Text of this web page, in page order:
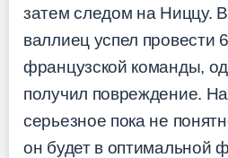
затем следом на Ниццу.
валлиец успел провести
французской команды,
получил повреждение.
серьезное пока не
он будет в оптимальной